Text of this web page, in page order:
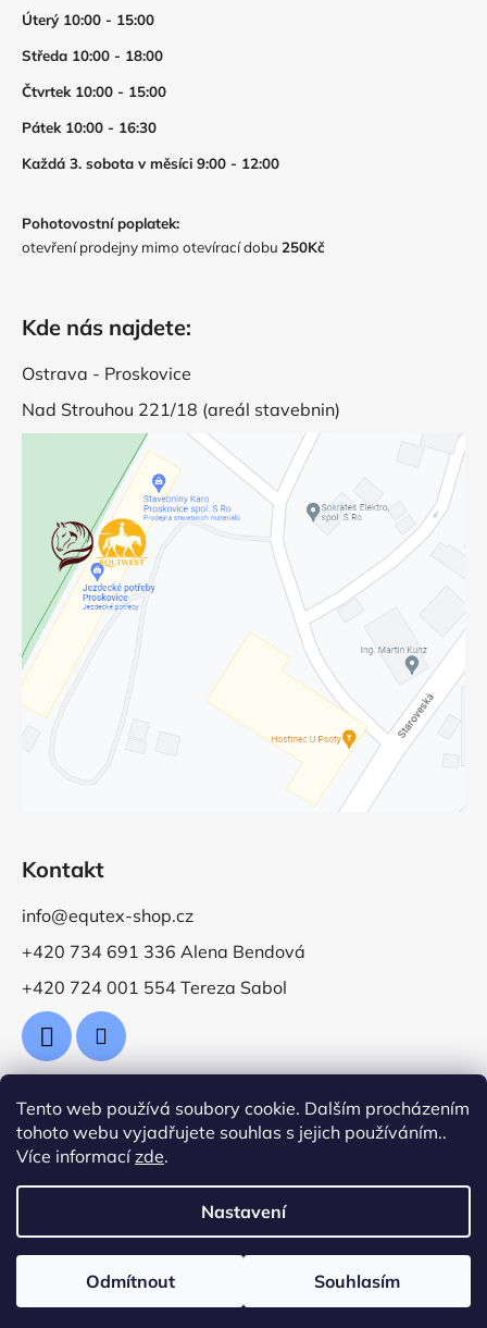
Tento web používá soubory cookie. Dalším procházením
tohoto webu vyjadřujete souhlas s jejich používáním..
Více informacízde.
Nastavení
Odmítnout Souhlasím
Úterý 10:00 - 15:00
Středa 10:00 - 18:00
Čtvrtek 10:00 - 15:00
Pátek 10:00 - 16:30
Každá 3. sobota v měsíci 9:00 - 12:00
Pohotovostní poplatek:
otevření prodejny mimo otevírací dobu 250Kč
Kde nás najdete:
Ostrava - Proskovice
Nad Strouhou 221/18 (areál stavebnin)
Kontakt
info@equtex-shop.cz
+420 734 691 336 Alena Bendová
+420 724 001 554 Tereza Sabol
Přijímáme online platby
Vytvořil Shoptet
Copyright 2026Jezdecké potřeby EquTex. Všechna
práva vyhrazena.Upravit nastavení cookies